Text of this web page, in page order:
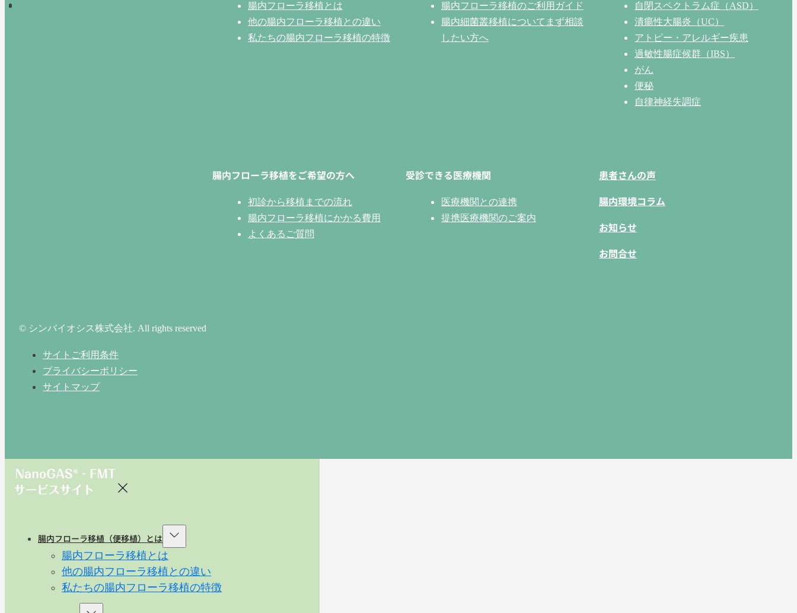
腸内フローラ移植とは
他の腸内フローラ移植との違い
私たちの腸内フローラ移植の特徴
腸内フローラ移植のご利用ガイド
腸内細菌叢移植についてまず相談
したい方へ
自閉スペクトラム症（ASD）
潰瘍性大腸炎（UC）
アトピー・アレルギー疾患
過敏性腸症候群（IBS）
がん
便秘
自律神経失調症
腸内フローラ移植をご希望の方へ
初診から移植までの流れ
腸内フローラ移植にかかる費用
よくあるご質問
受診できる医療機関
医療機関との連携
提携医療機関のご案内
患者さんの声
腸内環境コラム
お知らせ
お問合せ
© シンバイオシス株式会社. All rights reserved
サイトご利用条件
プライバシーポリシー
サイトマップ
腸内フローラ移植（便移植）とは
腸内フローラ移植とは
他の腸内フローラ移植との違い
私たちの腸内フローラ移植の特徴